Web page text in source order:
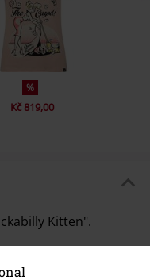
%
Kč 819,00
Kitten".